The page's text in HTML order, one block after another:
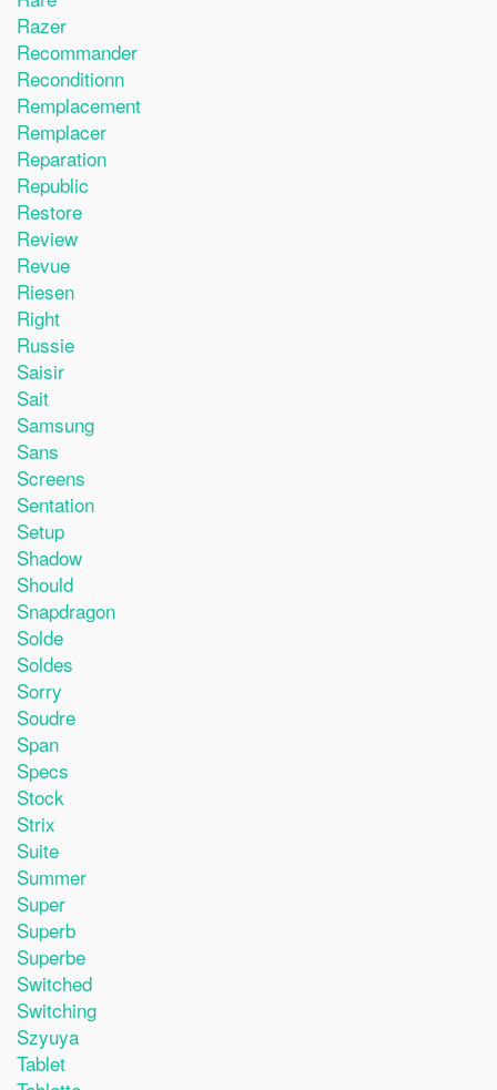
Razer
Recommander
Reconditionn
Remplacement
Remplacer
Reparation
Republic
Restore
Review
Revue
Riesen
Right
Russie
Saisir
Sait
Samsung
Sans
Screens
Sentation
Setup
Shadow
Should
Snapdragon
Solde
Soldes
Sorry
Soudre
Span
Specs
Stock
Strix
Suite
Summer
Super
Superb
Superbe
Switched
Switching
Szyuya
Tablet